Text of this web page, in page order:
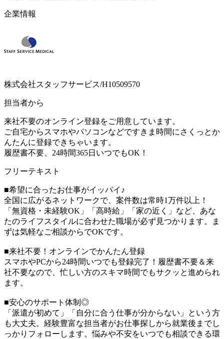
企業情報
株式会社スタッフサービス/H10509570
担当者から
来社不要のオンライン登録をご用意しています。
ご自宅からスマホやパソコンなどですきま時間にさくっとか
んたんに登録できちゃいます。
履歴書不要、24時間365日いつでもOK！
フリーテキスト
■希望に合ったお仕事がイッパイ♪
全国に広がるネットワークで、案件数は常時1万件以上！
「無資格・未経験OK」「高時給」「家の近く」など、あな
たのライフスタイルに合わせた職場が必ず見つかります。ま
ずは気軽なご相談からでOKです。
■来社不要！オンラインでかんたん登録
スマホやPCから24時間いつでも登録完了！履歴書不要＆来
社不要なので、忙しい方のスキマ時間でもサクッと進められ
ます。
■安心のサポート体制◎
「派遣が初めて」「自分に合う仕事が分からない」という方
も大丈夫。経験豊富な担当者がお仕事探しから就業後までし
っかりフォローします。悩みや不安をいつでも相談できる環